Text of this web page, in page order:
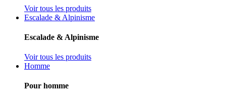
Voir tous les produits
Escalade & Alpinisme
Escalade & Alpinisme
Voir tous les produits
Homme
Pour homme